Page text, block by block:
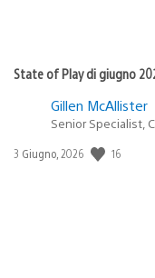
State of Play di giugno
Gillen McAllister
Senior Specialist,
Data
3 Giugno, 2026 16